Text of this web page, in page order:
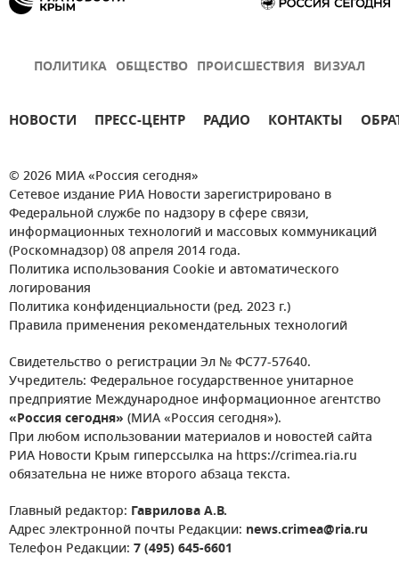
ПОЛИТИКА ОБЩЕСТВО ПРОИСШЕСТВИЯ ВИЗУАЛ
НОВОСТИ ПРЕСС-ЦЕНТР РАДИО КОНТАКТЫ
© 2026 МИА «Россия сегодня»
Сетевое издание РИА Новости зарегистрировано в
Федеральной службе по надзору в сфере связи,
информационных технологий и массовых коммуникаций
(Роскомнадзор) 08 апреля 2014 года.
Политика использования Cookie и автоматического
логирования
Политика конфиденциальности (ред. 2023 г.)
Правила применения рекомендательных технологий
Свидетельство о регистрации Эл № ФС77-57640.
Учредитель: Федеральное государственное унитарное
предприятие Международное информационное агентство
«Россия сегодня» (МИА «Россия сегодня»).
При любом использовании материалов и новостей сайта
РИА Новости Крым гиперссылка на https://crimea.ria.ru
обязательна не ниже второго абзаца текста.
Главный редактор: Гаврилова А.В.
Адрес электронной почты Редакции: news.crimea@ria.ru
Телефон Редакции: 7 (495) 645-6601